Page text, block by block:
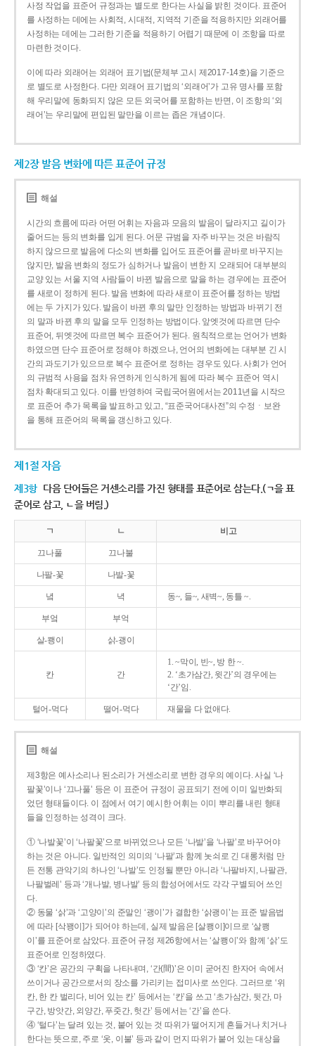
사정 작업을 표준어 규정과는 별도로 한다는 사실을 밝힌 것이다. 표준어
를 사정하는 데에는 사회적, 시대적, 지역적 기준을 적용하지만 외래어를
사정하는 데에는 그러한 기준을 적용하기 어렵기 때문에 이 조항을 따로
마련한 것이다.
이에 따라 외래어는 외래어 표기법(문체부 고시 제2017-14호)을 기준으
로 별도로 사정한다. 다만 외래어 표기법의 ‘외래어’가 고유 명사를 포함
해 우리말에 동화되지 않은 모든 외국어를 포함하는 반면, 이 조항의 ‘외
래어’는 우리말에 편입된 말만을 이르는 좁은 개념이다.
제2장 발음 변화에 따른 표준어 규정
해설
시간의 흐름에 따라 어떤 어휘는 자음과 모음의 발음이 달라지고 길이가
줄어드는 등의 변화를 입게 된다. 어문 규범을 자주 바꾸는 것은 바람직
하지 않으므로 발음에 다소의 변화를 입어도 표준어를 곧바로 바꾸지는
않지만, 발음 변화의 정도가 심하거나 발음이 변한 지 오래되어 대부분의
교양 있는 서울 지역 사람들이 바뀐 발음으로 말을 하는 경우에는 표준어
를 새로이 정하게 된다. 발음 변화에 따라 새로이 표준어를 정하는 방법
에는 두 가지가 있다. 발음이 바뀐 후의 말만 인정하는 방법과 바뀌기 전
의 말과 바뀐 후의 말을 모두 인정하는 방법이다. 앞엣것에 따르면 단수
표준어, 뒤엣것에 따르면 복수 표준어가 된다. 원칙적으로는 언어가 변화
하였으면 단수 표준어로 정해야 하겠으나, 언어의 변화에는 대부분 긴 시
간의 과도기가 있으므로 복수 표준어로 정하는 경우도 있다. 사회가 언어
의 규범적 사용을 점차 유연하게 인식하게 됨에 따라 복수 표준어 역시
점차 확대되고 있다. 이를 반영하여 국립국어원에서는 2011년을 시작으
로 표준어 추가 목록을 발표하고 있고, “표준국어대사전”의 수정ㆍ보완
을 통해 표준어의 목록을 갱신하고 있다.
제1절 자음
제3항 다음 단어들은 거센소리를 가진 형태를 표준어로 삼는다.(ㄱ을 표
준어로 삼고, ㄴ을 버림.)
ㄱ ㄴ 비고
끄나풀 끄나불
나팔-꽃 나발-꽃
녘 녁 동~, 들~, 새벽~, 동틀 ~.
부엌 부억
살-쾡이 삵-괭이
칸 간
1. ~막이, 빈~, 방 한 ~.
2. ‘초가삼간, 윗간’의 경우에는
‘간’임.
털어-먹다 떨어-먹다 재물을 다 없애다.
해설
제3항은 예사소리나 된소리가 거센소리로 변한 경우의 예이다. 사실 ‘나
팔꽃’이나 ‘끄나풀’ 등은 이 표준어 규정이 공표되기 전에 이미 일반화되
었던 형태들이다. 이 점에서 여기 예시한 어휘는 이미 뿌리를 내린 형태
들을 인정하는 성격이 크다.
① ‘나발꽃’이 ‘나팔꽃’으로 바뀌었으나 모든 ‘나발’을 ‘나팔’로 바꾸어야
하는 것은 아니다. 일반적인 의미의 ‘나팔’과 함께 놋쇠로 긴 대롱처럼 만
든 전통 관악기의 하나인 ‘나발’도 인정될 뿐만 아니라 ‘나팔바지, 나팔관,
나팔벌레’ 등과 ‘개나발, 병나발’ 등의 합성어에서도 각각 구별되어 쓰인
다.
② 동물 ‘삵’과 ‘고양이’의 준말인 ‘괭이’가 결합한 ‘삵괭이’는 표준 발음법
에 따라 [삭꽹이]가 되어야 하는데, 실제 발음은 [살쾡이]이므로 ‘살쾡
이’를 표준어로 삼았다. 표준어 규정 제26항에서는 ‘살쾡이’와 함께 ‘삵’도
표준어로 인정하였다.
③ ‘칸’은 공간의 구획을 나타내며, ‘간(間)’은 이미 굳어진 한자어 속에서
쓰이거나 공간으로서의 장소를 가리키는 접미사로 쓰인다. 그러므로 ‘위
칸, 한 칸 벌리다, 비어 있는 칸’ 등에서는 ‘칸’을 쓰고 ‘초가삼간, 뒷간, 마
구간, 방앗간, 외양간, 푸줏간, 헛간’ 등에서는 ‘간’을 쓴다.
④ ‘털다’는 달려 있는 것, 붙어 있는 것 따위가 떨어지게 흔들거나 치거나
한다는 뜻으로, 주로 ‘옷, 이불’ 등과 같이 먼지 따위가 붙어 있는 대상을